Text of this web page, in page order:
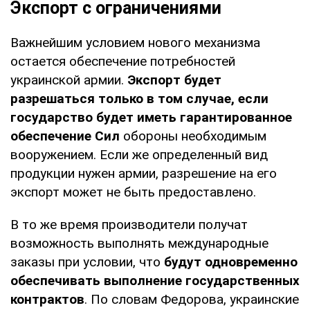
Экспорт с ограничениями
Важнейшим условием нового механизма
остается обеспечение потребностей
украинской армии. Экспорт будет
разрешаться только в том случае, если
государство будет иметь гарантированное
обеспечение Сил обороны необходимым
вооружением. Если же определенный вид
продукции нужен армии, разрешение на его
экспорт может не быть предоставлено.
В то же время производители получат
возможность выполнять международные
заказы при условии, что будут одновременно
обеспечивать выполнение государственных
контрактов. По словам Федорова, украинские